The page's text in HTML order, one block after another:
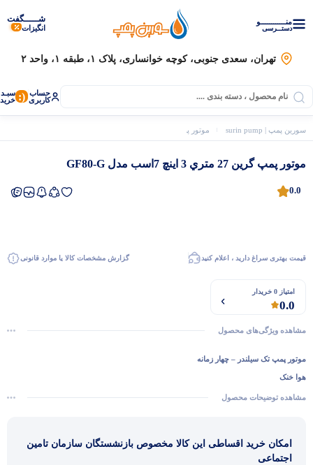
منــــــــــــو
دستــرسی
شـــــگفت
انگیزات
تهران، سعدی جنوبی، کوچه خوانساری، پلاک ۱، طبقه ۱، واحد ۲
حساب
کاربری (: سبـد
خرید
سورین پمپ | surin pump موتور پمپ
موتور پمپ گرين 27 متري 3 اینچ 7اسب مدل GF80-G
0.0
قیمت بهتری سراغ دارید ، اعلام کنید گزارش مشخصات کالا یا موارد قانونی
امتیاز 0 خریدار
0.0
مشاهده ویژگی‌های محصول
موتور پمپ تک سیلندر – چهار زمانه
هوا خنک
حجم موتور : 212 سی سی
سیستم استارت : هندلی
مشاهده توضیحات محصول
امکان خرید اقساطی این کالا مخصوص بازنشستگان سازمان تامین
اجتماعی